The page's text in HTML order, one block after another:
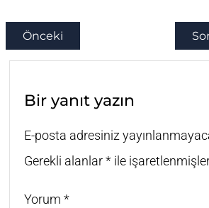
Önceki
Bir yanıt yazın
E-posta adresiniz
Gerekli alanlar* ile
Yorum *